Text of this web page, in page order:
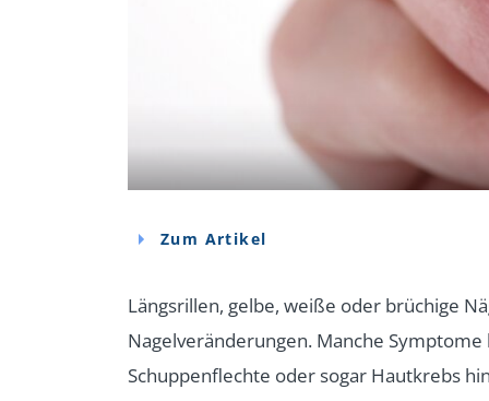
Zum Artikel
Längsrillen, gelbe, weiße oder brüchige
Nagelveränderungen. Manche
Schuppenflechte oder sogar Hautkrebs